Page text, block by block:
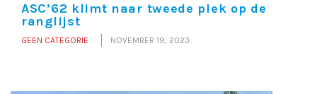
ASC’62 klimt naar tweede plek op de
ranglijst
GEEN CATEGORIE NOVEMBER 19, 2023